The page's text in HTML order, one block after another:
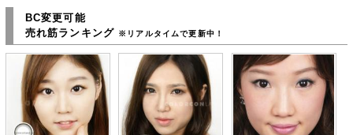
BC変更可能
売れ筋ランキング ※リアルタイムで更新中！